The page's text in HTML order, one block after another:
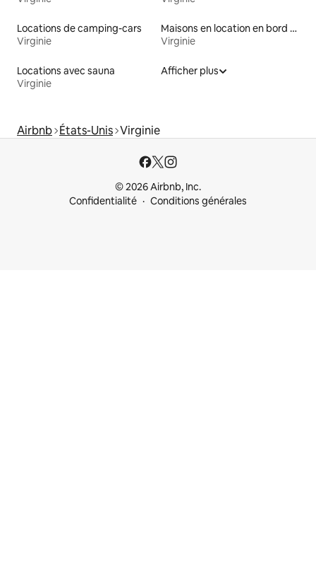
Locations de camping-cars
Virginie
Maisons en location en bord de mer
Virginie
Locations avec sauna
Virginie
Afficher plus
Airbnb États-Unis Virginie
© 2026 Airbnb, Inc.
Confidentialité
Conditions générales